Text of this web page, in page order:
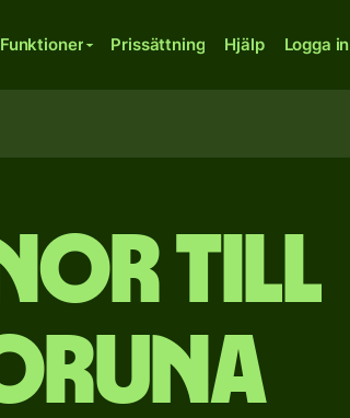
Funktioner Prissättning Hjälp Logga in
till